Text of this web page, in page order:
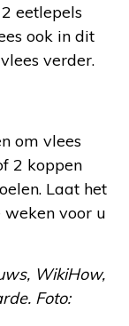
eetlepels
ook in dit
verder.
om vlees
2 koppen
Laat het
weken voor u
WikiHow,
Foto: